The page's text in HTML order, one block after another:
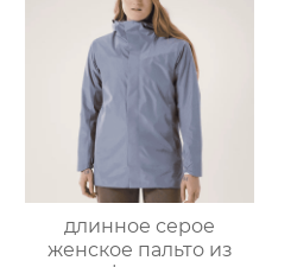
длинное серое
женское пальто из